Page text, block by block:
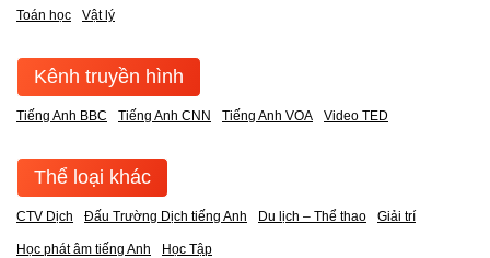
Toán học Vật lý
Kênh truyền hình
Tiếng Anh BBC Tiếng Anh CNN Tiếng Anh VOA Video TED
Thể loại khác
CTV Dịch Đấu Trường Dịch tiếng Anh Du lịch – Thể thao Giải trí
Học phát âm tiếng Anh Học Tập